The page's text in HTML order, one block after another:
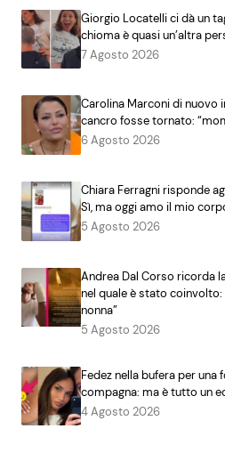
Giorgio Locatelli ci dà un
chioma è quasi un’altra
7 Agosto 2026
Carolina Marconi di nuovo
cancro fosse tornato:
6 Agosto 2026
Chiara Ferragni risponde
Sì, ma oggi amo il mio
5 Agosto 2026
Andrea Dal Corso ricorda
nel quale è stato
nonna”
5 Agosto 2026
Fedez nella bufera per una
compagna: ma è tutto un
4 Agosto 2026